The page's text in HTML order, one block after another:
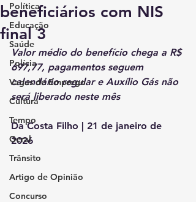
Política
Educação
Saúde
Polícia
Vagas de Emprego
Cultura
Tempo
Geral
Trânsito
Artigo de Opinião
Concurso
beneficiários com NIS
final 3
Valor médio do benefício chega a R$
697,77, pagamentos seguem
calendário regular e Auxílio Gás não
será liberado neste mês
Da Costa Filho | 21 de janeiro de
2026